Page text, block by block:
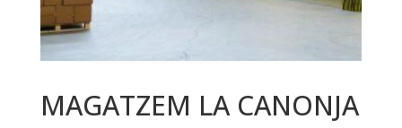
MAGATZEM LA CANONJA